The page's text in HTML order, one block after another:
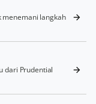
menemani langkah
dari Prudential